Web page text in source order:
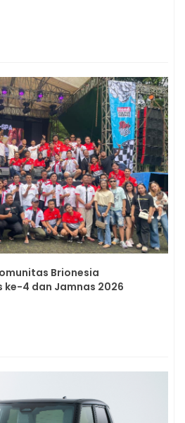
Brionesia
ke-4 dan Jamnas 2026